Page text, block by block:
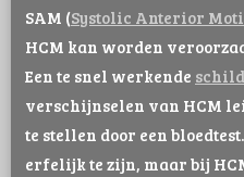
SAM (Systolic Anterior
HCM kan worden
Een te snel werkende
verschijnselen van HCM
te stellen door een
erfelijk te zijn, maar bij